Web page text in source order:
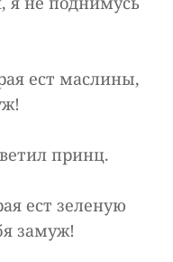
ест маслины,
принц.
ест зеленую
замуж!